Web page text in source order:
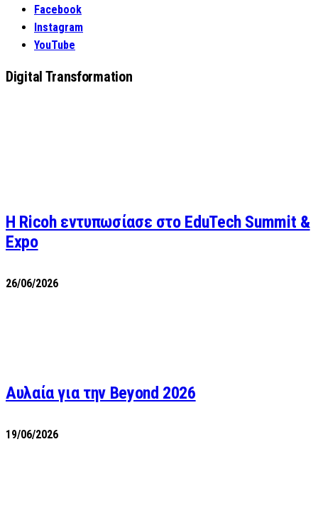
Facebook
Instagram
YouTube
Digital Transformation
Η Ricoh εντυπωσίασε στο EduTech Summit &
Expo
26/06/2026
Αυλαία για την Beyond 2026
19/06/2026